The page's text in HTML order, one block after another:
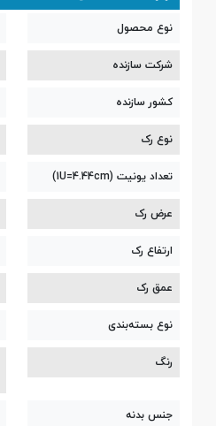
نوع محصول
شرکت سازنده
کشور سازنده
نوع رک
تعداد یونیت (1U=4.44cm)
عرض رک
ارتفاع رک
عمق رک
نوع بسته‌بندی
رنگ
جنس بدنه